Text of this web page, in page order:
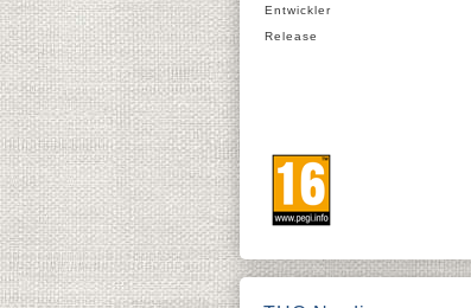
Entwickler
Release